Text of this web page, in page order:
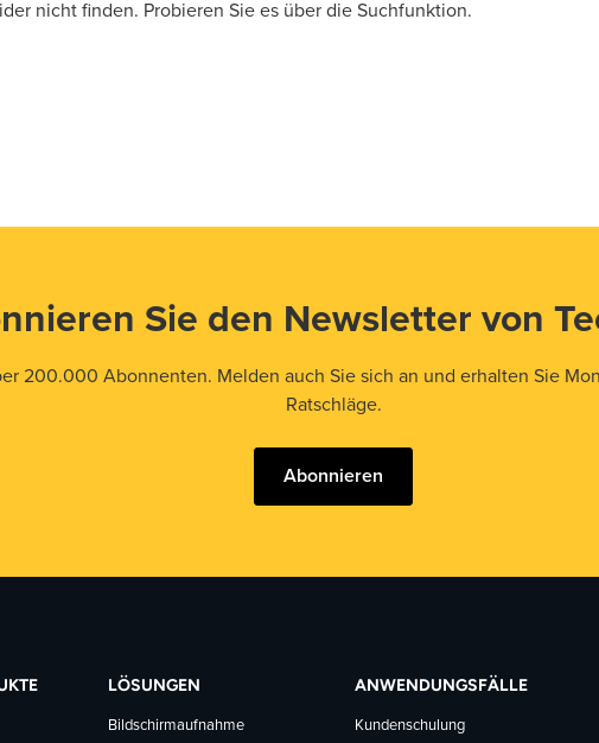
nicht finden. Probieren Sie es über die Suchfunktion.
Sie den Newsletter von
200.000 Abonnenten. Melden auch Sie sich an und erhalten Sie
Ratschläge.
Abonnieren
LÖSUNGEN
Bildschirmaufnahme
ANWENDUNGSFÄLLE
Kundenschulung